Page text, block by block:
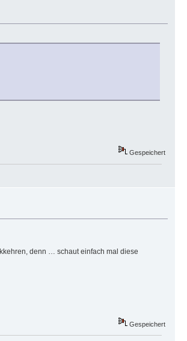
Gespeichert
denn … schaut einfach mal diese
Gespeichert